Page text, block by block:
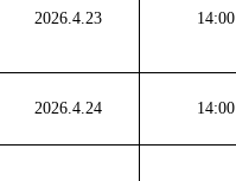
2026.4.23 14:00
2026.4.24 14:00